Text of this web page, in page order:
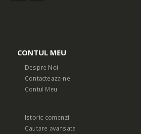
CONTUL MEU
Despre Noi
Contacteaza-ne
Contul Meu
Istoric comenzi
Cautare avansata